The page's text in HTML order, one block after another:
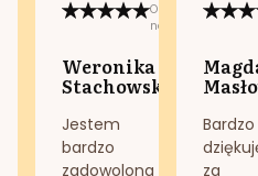
Opublikowano
na:
Weronika
Stachowska
Jestem
bardzo
zadowolona
Bardzo
za